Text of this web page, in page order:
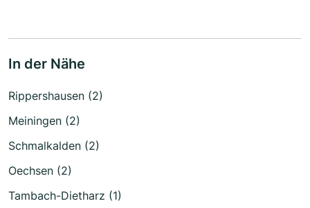
In der Nähe
Rippershausen (2)
Meiningen (2)
Schmalkalden (2)
Oechsen (2)
Tambach-Dietharz (1)